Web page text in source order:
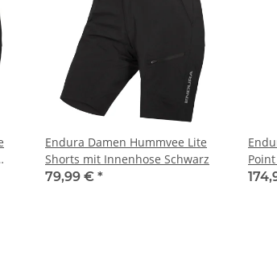
Endura Damen Hummvee Lite
Shorts mit Innenhose Schwarz
79,99 € *